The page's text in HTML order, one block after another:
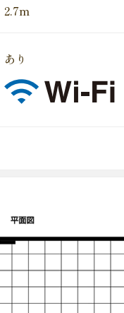
2.7m
あり